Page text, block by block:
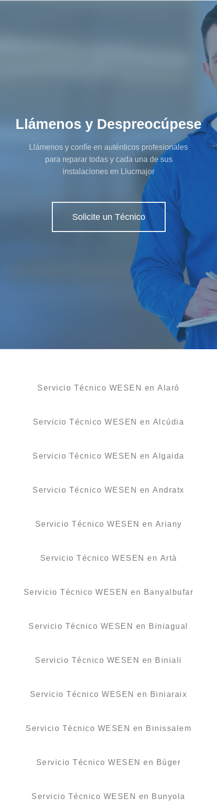
Llámenos y Despreocúpese
Llámenos y confíe en auténticos profesionales
para reparar todas y cada una de sus
instalaciones en Llucmajor
Solicite un Técnico
Servicio Técnico WESEN en Alaró
Servicio Técnico WESEN en Alcúdia
Servicio Técnico WESEN en Algaida
Servicio Técnico WESEN en Andratx
Servicio Técnico WESEN en Ariany
Servicio Técnico WESEN en Artà
Servicio Técnico WESEN en Banyalbufar
Servicio Técnico WESEN en Biniagual
Servicio Técnico WESEN en Biniali
Servicio Técnico WESEN en Biniaraix
Servicio Técnico WESEN en Binissalem
Servicio Técnico WESEN en Búger
Servicio Técnico WESEN en Bunyola